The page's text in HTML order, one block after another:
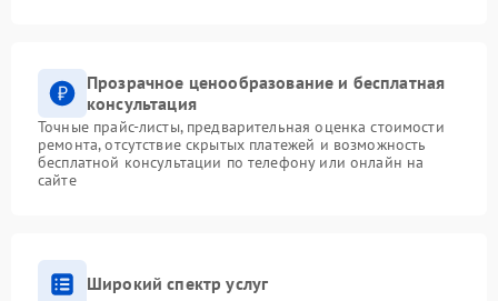
Прозрачное ценообразование и бесплатная
консультация
Точные прайс-листы, предварительная оценка стоимости
ремонта, отсутствие скрытых платежей и возможность
бесплатной консультации по телефону или онлайн на
сайте
Широкий спектр услуг